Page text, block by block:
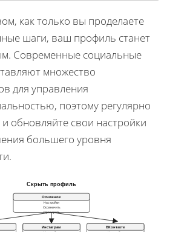
как только вы проделаете
шаги, ваш профиль станет
Современные социальные
множество
для управления
поэтому регулярно
обновляйте свои настройки
большего уровня
Скрыть профиль
Основное
Настройки
Ограничить
Проверять
Инстаграм
ВКонтакте